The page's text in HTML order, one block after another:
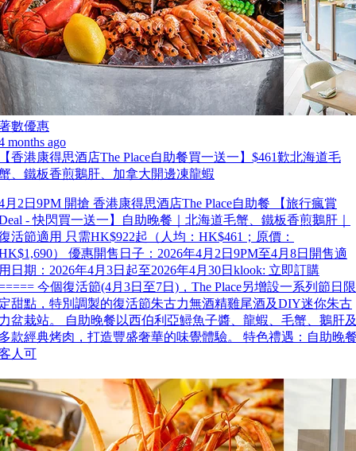
數優惠
months ago
香港康得思酒店The Place自助餐買一送一】$461歎北海道毛
、鐵板香煎鵝肝、加拿大開邊凍龍蝦
月2日9PM 開搶 香港康得思酒店The Place自助餐 【旅行瘋賞
- 快閃買一送一】自助晚餐｜北海道毛蟹、鐵板香煎鵝肝｜
活節適用 只需HK$922起（人均：HK$461；原價：
） 優惠開售日子：2026年4月2日9PM至4月8日開售適
日期：2026年4月3日起至2026年4月30日klook: 立即訂購
今個復活節(4月3日至7日)，The Place另增設一系列節日限
甜點，特別調製的復活節朱古力無酒精雞尾酒及DIY迷你朱古
盆栽站。 自助晚餐以西伯利亞鱘魚子醬、龍蝦、毛蟹、鵝肝
款經典烤肉，打造豐盛奢華的味覺體驗。 特色禮遇：自助晚
人可